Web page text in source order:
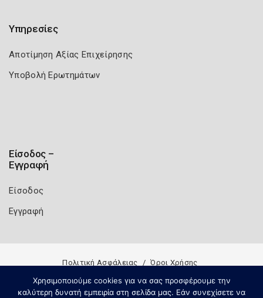
Υπηρεσίες
Αποτίμηση Αξίας Επιχείρησης
Υποβολή Ερωτημάτων
Είσοδος –
Εγγραφή
Είσοδος
Εγγραφή
Πολιτική Ασφάλειας Όροι Χρήσης
Χρησιμοποιούμε cookies για να σας προσφέρουμε την
καλύτερη δυνατή εμπειρία στη σελίδα μας. Εάν συνεχίσετε να
Copyright 2026 Knowledge A.E.